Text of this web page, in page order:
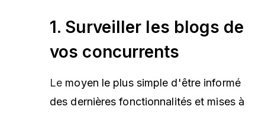
1. Surveiller les blogs de
vos concurrents
Le moyen le plus simple d'être informé
des dernières fonctionnalités et mises à